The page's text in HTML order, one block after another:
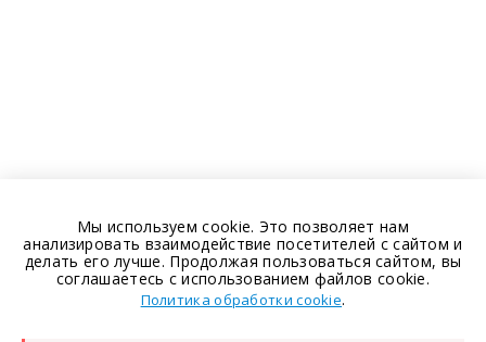
Мы используем cookie. Это позволяет нам
анализировать взаимодействие посетителей с сайтом и
делать его лучше. Продолжая пользоваться сайтом, вы
соглашаетесь с использованием файлов cookie.
Политика обработки cookie.